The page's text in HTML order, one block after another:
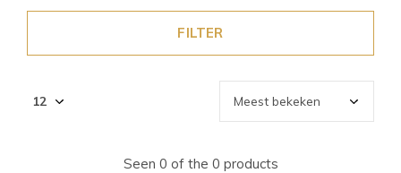
FILTER
Seen 0 of the 0 products